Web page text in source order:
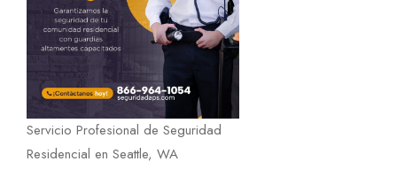
Servicio Profesional de Seguridad
Residencial en Seattle, WA